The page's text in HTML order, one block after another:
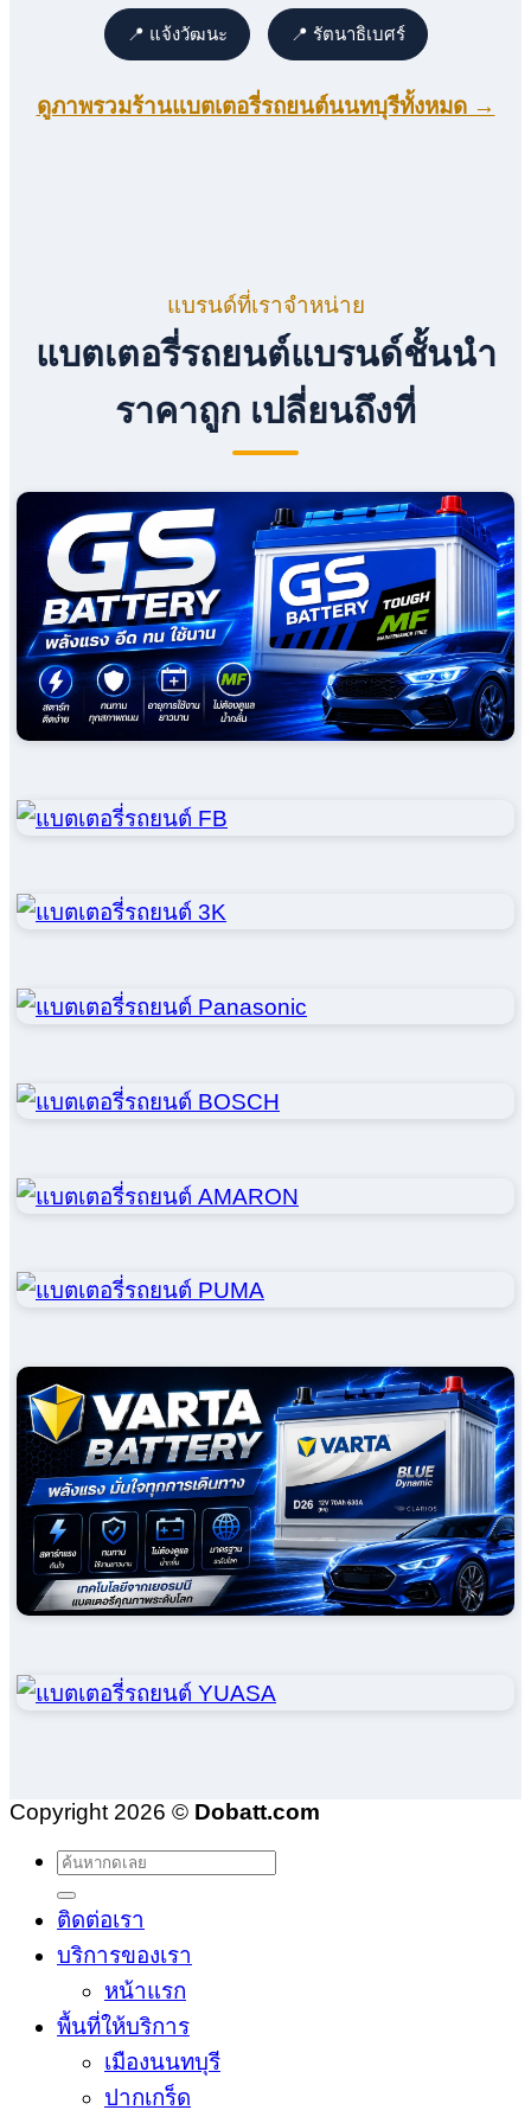
📍 แจ้งวัฒนะ 📍 รัตนาธิเบศร์
ดูภาพรวมร้านแบตเตอรี่รถยนต์นนทบุรีทั้งหมด →
แบรนด์ที่เราจำหน่าย
แบตเตอรี่รถยนต์แบรนด์ชั้นนำ
ราคาถูก เปลี่ยนถึงที่
Copyright 2026 © Dobatt.com
ติดต่อเรา
บริการของเรา
หน้าแรก
พื้นที่ให้บริการ
เมืองนนทบุรี
ปากเกร็ด